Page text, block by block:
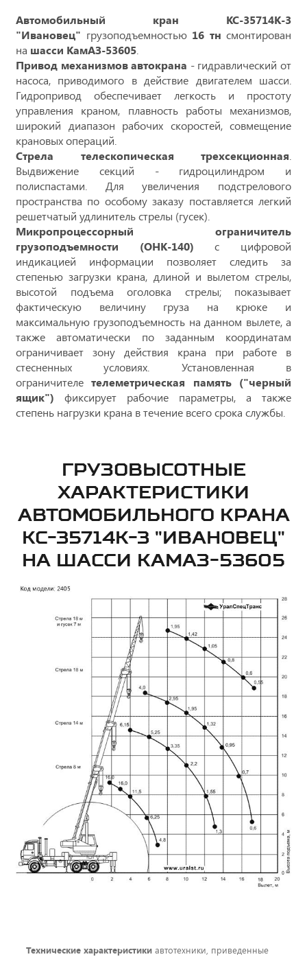
Автомобильный кран КС-35714К-3
"Ивановец" грузоподъемностью 16 тн смонтирован
на шасси КамАЗ-53605
Привод механизмов автокрана - гидравлический от
насоса, приводимого в действие двигателем шасси.
Гидропривод обеспечивает легкость и простоту
управления краном, плавность работы механизмов,
широкий диапазон рабочих скоростей, совмещение
крановых операций.
Стрела телескопическая трехсекционная
Выдвижение секций - гидроцилиндром и
полиспастами. Для увеличения подстрелового
пространства по особому заказу поставляется легкий
решетчатый удлинитель стрелы (гусек).
Микропроцессорный ограничитель
грузоподъемности (ОНК-140)с цифровой
индикацией информации позволяет следить за
степенью загрузки крана, длиной и вылетом стрелы,
высотой подъема оголовка стрелы; показывает
фактическую величину груза на крюке и
максимальную грузоподъемность на данном вылете, а
также автоматически по заданным координатам
ограничивает зону действия крана при работе в
стесненных условиях. Установленная в
ограничителетелеметрическая память ("черный
ящик") фиксирует рабочие параметры, а также
степень нагрузки крана в течение всего срока службы.
ГРУЗОВЫСОТНЫЕ
ХАРАКТЕРИСТИКИ
АВТОМОБИЛЬНОГО КРАНА
КС-35714К-3 "ИВАНОВЕЦ"
НА ШАССИ КАМАЗ-53605
Технические характеристики автотехники, приведенные